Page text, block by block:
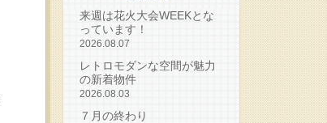
来週は花火大会WEEKとな
っています！
2026.08.07
レトロモダンな空間が魅力
の新着物件
2026.08.03
７月の終わり